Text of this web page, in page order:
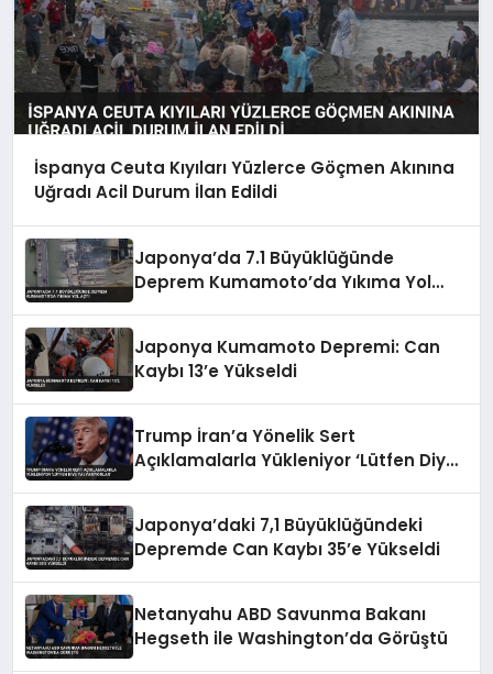
İspanya Ceuta Kıyıları Yüzlerce Göçmen Akınına
Uğradı Acil Durum İlan Edildi
Japonya’da 7.1 Büyüklüğünde
Deprem Kumamoto’da Yıkıma Yol
Japonya Kumamoto Depremi: Can
Kaybı 13’e Yükseldi
Trump İran’a Yönelik Sert
Açıklamalarla Yükleniyor ‘Lütfen Diye
Japonya’daki 7,1 Büyüklüğündeki
Depremde Can Kaybı 35’e Yükseldi
Netanyahu ABD Savunma Bakanı
Hegseth ile Washington’da Görüştü